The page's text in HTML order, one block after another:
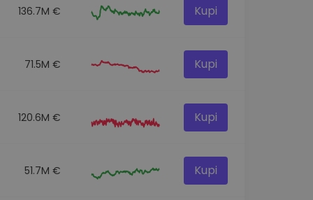
136.7M € Kupi
71.5M € Kupi
120.6M € Kupi
51.7M € Kupi